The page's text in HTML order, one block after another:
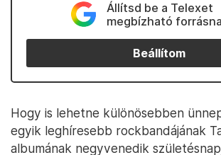
Állítsd be a Telexet
megbízható
Beállítom
Hogy is lehetne különösebben
egyik leghíresebb rockbandájának
albumának negyvenedik